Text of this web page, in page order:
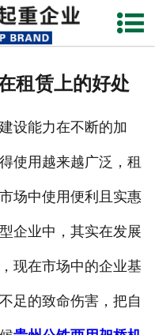
网站首页
企业视频
成功案例
联系我们
租赁上的好处
能力在不断的加
使用越来越广泛，租
场中使用便利且实惠
企业中，其实在发展
现在市场中的企业基
足的致命伤害，把自